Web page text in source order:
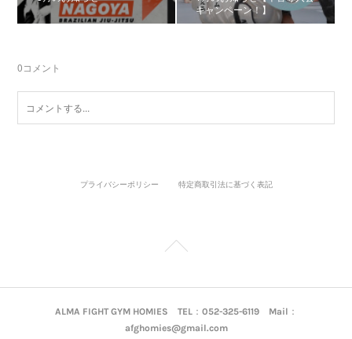
キャンペーン！】
0コメント
プライバシーポリシー 特定商取引法に基づく表記
ALMA FIGHT GYM HOMIES TEL：052-325-6119 Mail：
afghomies@gmail.com